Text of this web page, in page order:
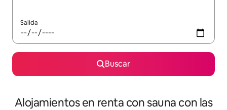
Salida
Buscar
Alojamientos en renta con sauna con las